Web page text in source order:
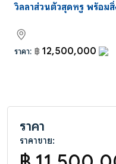
วิลลาส่วนตัวสุดหรู พร้อม
ราคา: ฿ 12,500,000
ราคา
ราคาขาย: